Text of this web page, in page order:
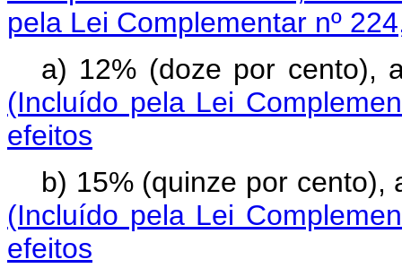
pela Lei Complementar nº
a) 12% (doze por
(Incluído pela Lei
efeitos
b) 15% (quinze por
(Incluído pela Lei
efeitos